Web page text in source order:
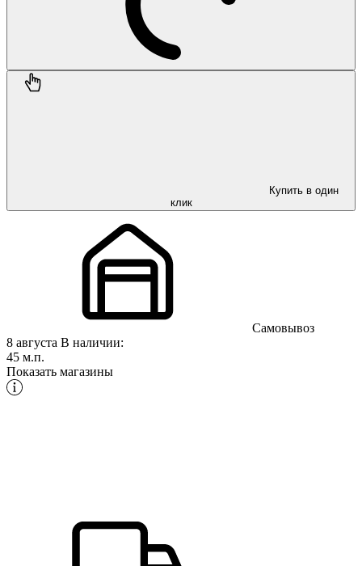
Купить в один
клик
Самовывоз
8 августа В наличии:
45 м.п.
Показать магазины